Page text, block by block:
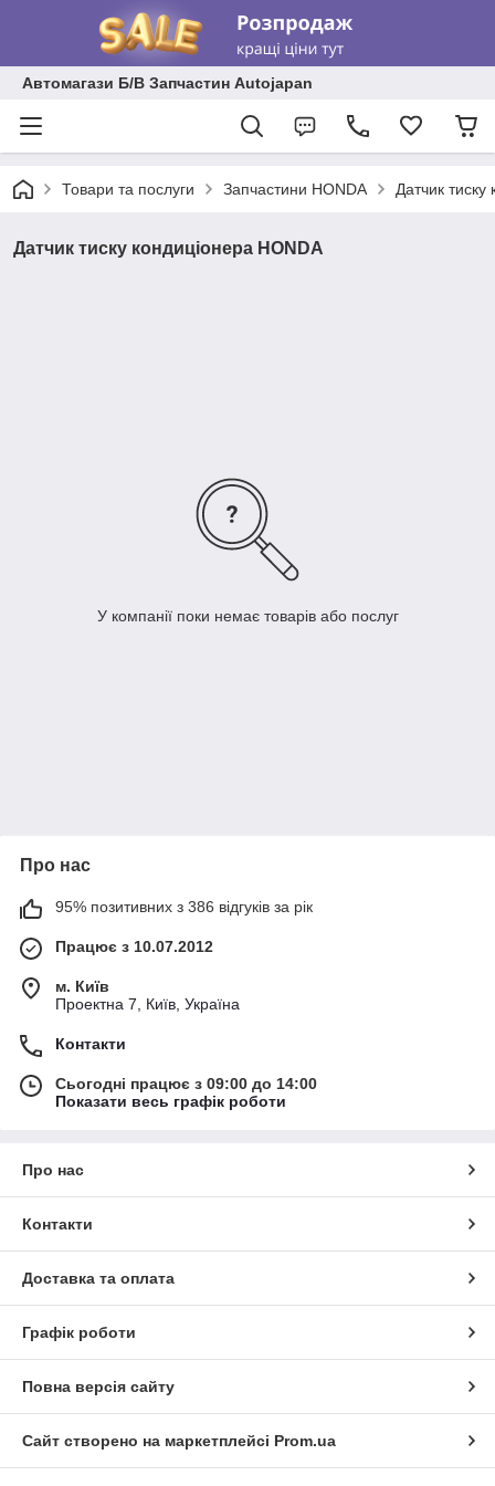
Автомагази Б/В Запчастин Autojapan
Товари та послуги Запчастини HONDA Датчик тиску
Датчик тиску кондиціонера HONDA
У компанії поки немає товарів або послуг
Про нас
95% позитивних з 386 відгуків за рік
Працює з 10.07.2012
м. Київ
Проектна 7, Київ, Україна
Контакти
Сьогодні працює з 09:00 до 14:00
Показати весь графік роботи
Про нас
Контакти
Доставка та оплата
Графік роботи
Повна версія сайту
Сайт створено на маркетплейсі Prom.ua